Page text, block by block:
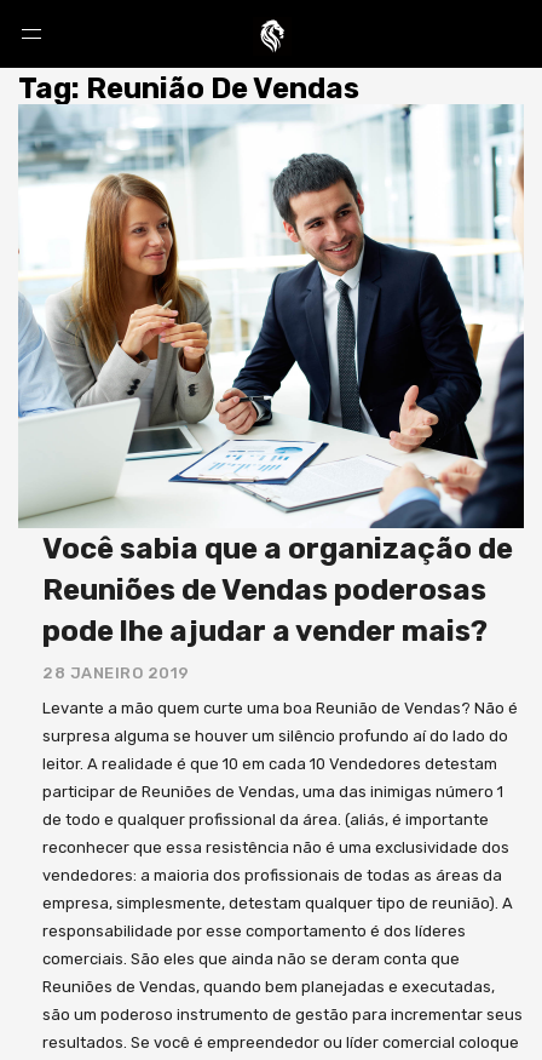
Tag: Reunião De Vendas
Você sabia que a organização de
Reuniões de Vendas poderosas
pode lhe ajudar a vender mais?
28 JANEIRO 2019
Levante a mão quem curte uma boa Reunião de Vendas? Não é
surpresa alguma se houver um silêncio profundo aí do lado do
leitor. A realidade é que 10 em cada 10 Vendedores detestam
participar de Reuniões de Vendas, uma das inimigas número 1
de todo e qualquer profissional da área. (aliás, é importante
reconhecer que essa resistência não é uma exclusividade dos
vendedores: a maioria dos profissionais de todas as áreas da
empresa, simplesmente, detestam qualquer tipo de reunião). A
responsabilidade por esse comportamento é dos líderes
comerciais. São eles que ainda não se deram conta que
Reuniões de Vendas, quando bem planejadas e executadas,
são um poderoso instrumento de gestão para incrementar seus
resultados. Se você é empreendedor ou líder comercial coloque